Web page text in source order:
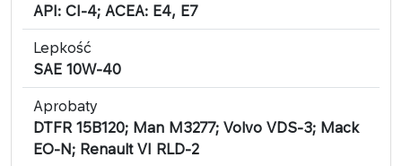
API: CI-4; ACEA: E4, E7
Lepkość
SAE 10W-40
Aprobaty
DTFR 15B120; Man M3277; Volvo VDS-3; Mack
EO-N; Renault VI RLD-2